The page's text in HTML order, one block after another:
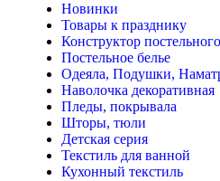
Новинки
Товары к празднику
Конструктор
Постельное белье
Одеяла, Подушки,
Наволочка декоративная
Пледы, покрывала
Шторы, тюли
Детская серия
Текстиль для ванной
Кухонный текстиль